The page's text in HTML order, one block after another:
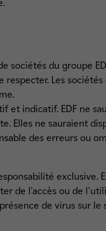
sociétés du groupe
Les sociétés
et indicatif. EDF ne
Elles ne sauraient
des erreurs ou
exclusive.
de l'accès ou de
de virus sur le